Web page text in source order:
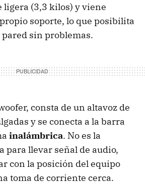
ligera (3,3 kilos) y viene
soporte, lo que posibilita
sin problemas.
consta de un altavoz de
y se conecta a la barra
inalámbrica. No es la
para llevar señal de audio,
con la posición del equipo
toma de corriente cerca.